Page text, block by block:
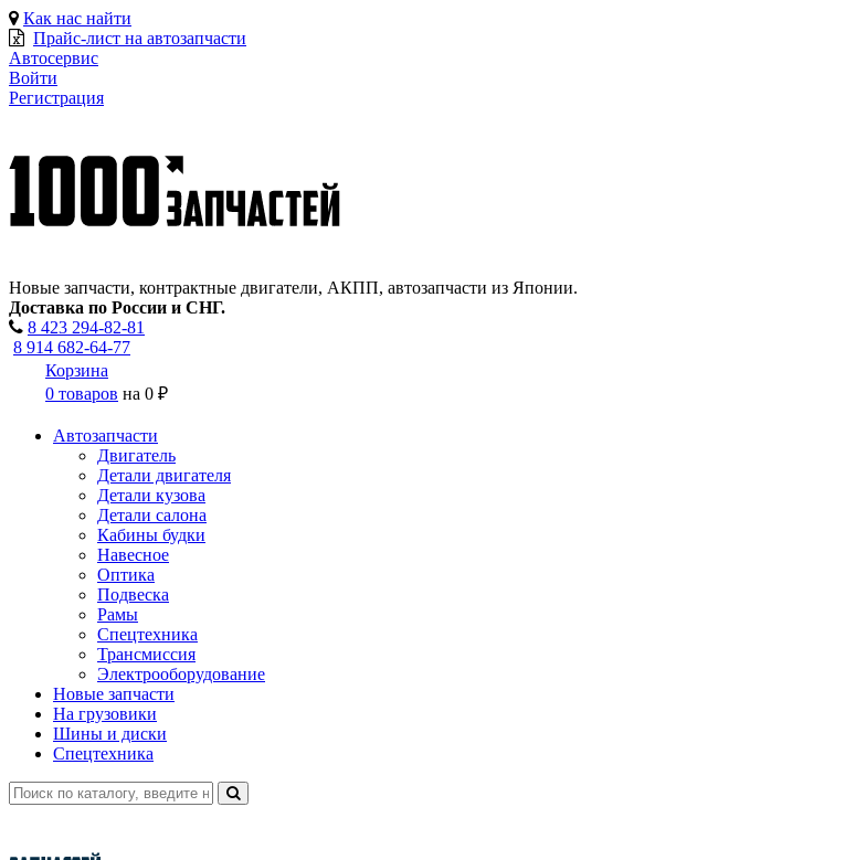
Как нас найти
Прайс-лист на автозапчасти
Автосервис
Войти
Регистрация
Новые запчасти, контрактные двигатели, АКПП, автозапчасти из Японии.
Доставка по России и СНГ.
8 423 294-82-81
8 914 682-64-77
Корзина
0 товаров на 0 ₽
Автозапчасти
Двигатель
Детали двигателя
Детали кузова
Детали салона
Кабины будки
Навесное
Оптика
Подвеска
Рамы
Спецтехника
Трансмиссия
Электрооборудование
Новые запчасти
На грузовики
Шины и диски
Спецтехника